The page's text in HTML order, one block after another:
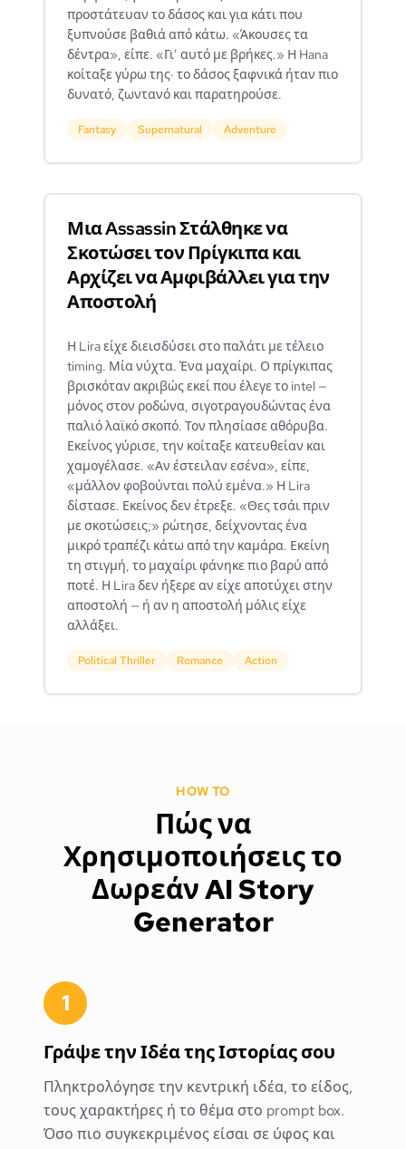
προστάτευαν το δάσος και για κάτι που
ξυπνούσε βαθιά από κάτω. «Άκουσες τα
δέντρα», είπε. «Γι’ αυτό με βρήκες.» Η Hana
κοίταξε γύρω της· το δάσος ξαφνικά ήταν πιο
δυνατό, ζωντανό και παρατηρούσε.
Fantasy Supernatural Adventure
Μια Assassin Στάλθηκε να
Σκοτώσει τον Πρίγκιπα και
Αρχίζει να Αμφιβάλλει για την
Αποστολή
Η Lira είχε διεισδύσει στο παλάτι με τέλειο
timing. Μία νύχτα. Ένα μαχαίρι. Ο πρίγκιπας
βρισκόταν ακριβώς εκεί που έλεγε το intel —
μόνος στον ροδώνα, σιγοτραγουδώντας ένα
παλιό λαϊκό σκοπό. Τον πλησίασε αθόρυβα.
Εκείνος γύρισε, την κοίταξε κατευθείαν και
χαμογέλασε. «Αν έστειλαν εσένα», είπε,
«μάλλον φοβούνται πολύ εμένα.» Η Lira
δίστασε. Εκείνος δεν έτρεξε. «Θες τσάι πριν
με σκοτώσεις;» ρώτησε, δείχνοντας ένα
μικρό τραπέζι κάτω από την καμάρα. Εκείνη
τη στιγμή, το μαχαίρι φάνηκε πιο βαρύ από
ποτέ. Η Lira δεν ήξερε αν είχε αποτύχει στην
αποστολή — ή αν η αποστολή μόλις είχε
αλλάξει.
Political Thriller Romance Action
HOW TO
Πώς να
Χρησιμοποιήσεις το
Δωρεάν AI Story
Generator
1
Γράψε την Ιδέα της Ιστορίας σου
Πληκτρολόγησε την κεντρική ιδέα, το είδος,
τους χαρακτήρες ή το θέμα στο prompt box.
Όσο πιο συγκεκριμένος είσαι σε ύφος και